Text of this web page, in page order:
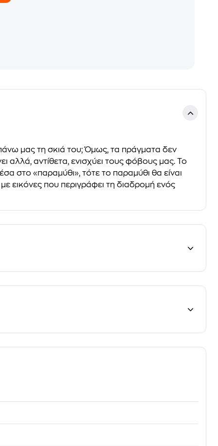
πάνω μας τη σκιά του; Όμως, τα πράγματα δεν
αλλά, αντίθετα, ενισχύει τους φόβους μας. Το
στο «παραμύθι», τότε το παραμύθι θα είναι
εικόνες που περιγράφει τη διαδρομή ενός